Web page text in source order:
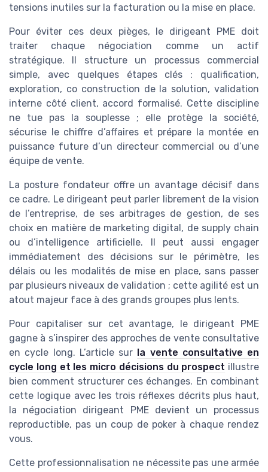
tensions inutiles sur la facturation ou la mise en place.
Pour éviter ces deux pièges, le dirigeant PME doit
traiter chaque négociation comme un actif
stratégique. Il structure un processus commercial
simple, avec quelques étapes clés : qualification,
exploration, co construction de la solution, validation
interne côté client, accord formalisé. Cette discipline
ne tue pas la souplesse ; elle protège la société,
sécurise le chiffre d’affaires et prépare la montée en
puissance future d’un directeur commercial ou d’une
équipe de vente.
La posture fondateur offre un avantage décisif dans
ce cadre. Le dirigeant peut parler librement de la vision
de l’entreprise, de ses arbitrages de gestion, de ses
choix en matière de marketing digital, de supply chain
ou d’intelligence artificielle. Il peut aussi engager
immédiatement des décisions sur le périmètre, les
délais ou les modalités de mise en place, sans passer
par plusieurs niveaux de validation ; cette agilité est un
atout majeur face à des grands groupes plus lents.
Pour capitaliser sur cet avantage, le dirigeant PME
gagne à s’inspirer des approches de vente consultative
en cycle long. L’article sur
la vente consultative en
cycle long et les micro décisions du prospect illustre
bien comment structurer ces échanges. En combinant
cette logique avec les trois réflexes décrits plus haut,
la négociation dirigeant PME devient un processus
reproductible, pas un coup de poker à chaque rendez
vous.
Cette professionnalisation ne nécessite pas une armée